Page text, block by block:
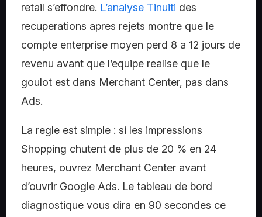
retail s’effondre. L’analyse Tinuiti des
recuperations apres rejets montre que le
compte enterprise moyen perd 8 a 12 jours de
revenu avant que l’equipe realise que le
goulot est dans Merchant Center, pas dans
Ads.
La regle est simple : si les impressions
Shopping chutent de plus de 20 % en 24
heures, ouvrez Merchant Center avant
d’ouvrir Google Ads. Le tableau de bord
diagnostique vous dira en 90 secondes ce